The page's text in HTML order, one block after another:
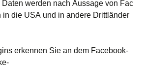
Daten werden nach Aussage von Fac
in die USA und in andere Drittländer
erkennen Sie an dem Facebook-